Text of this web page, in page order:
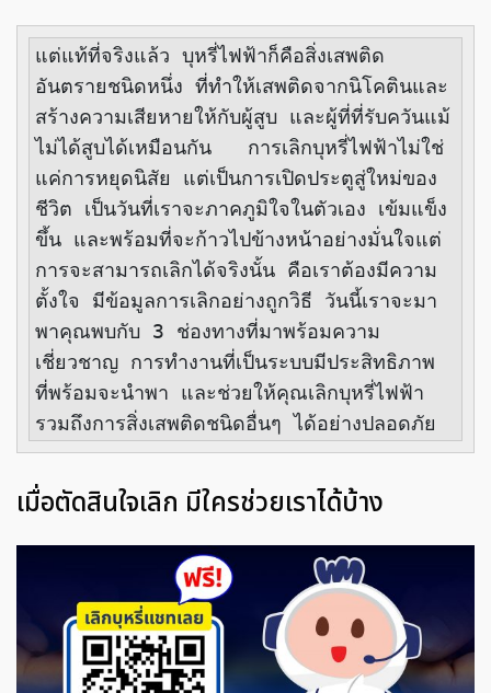
แต่แท้ที่จริงแล้ว บุหรี่ไฟฟ้าก็คือสิ่งเสพติด
อันตรายชนิดหนึ่ง ที่ทำให้เสพติดจากนิโคตินและ
สร้างความเสียหายให้กับผู้สูบ และผู้ที่ที่รับควันแม้
ไม่ได้สูบได้เหมือนกัน   การเลิกบุหรี่ไฟฟ้าไม่ใช่
แค่การหยุดนิสัย แต่เป็นการเปิดประตูสู่ใหม่ของ
ชีวิต เป็นวันที่เราจะภาคภูมิใจในตัวเอง เข้มแข็ง
ขึ้น และพร้อมที่จะก้าวไปข้างหน้าอย่างมั่นใจแต่
การจะสามารถเลิกได้จริงนั้น คือเราต้องมีความ
ตั้งใจ มีข้อมูลการเลิกอย่างถูกวิธี วันนี้เราจะมา
พาคุณพบกับ 3 ช่องทางที่มาพร้อมความ
เชี่ยวชาญ การทำงานที่เป็นระบบมีประสิทธิภาพ
ที่พร้อมจะนำพา และช่วยให้คุณเลิกบุหรี่ไฟฟ้า
เมื่อตัดสินใจเลิก มีใครช่วยเราได้บ้าง